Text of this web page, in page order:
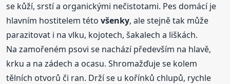
se kůží, srstí a organickými nečistotami. Pes domácí je
hlavním hostitelem tétovšenky, ale stejně tak může
parazitovat i na vlku, kojotech, šakalech a liškách.
Na zamořeném psovi se nachází především na hlavě,
krku a na zádech a ocasu. Shromažďuje se kolem
tělních otvorů či ran. Drží se u kořínků chlupů, rychle